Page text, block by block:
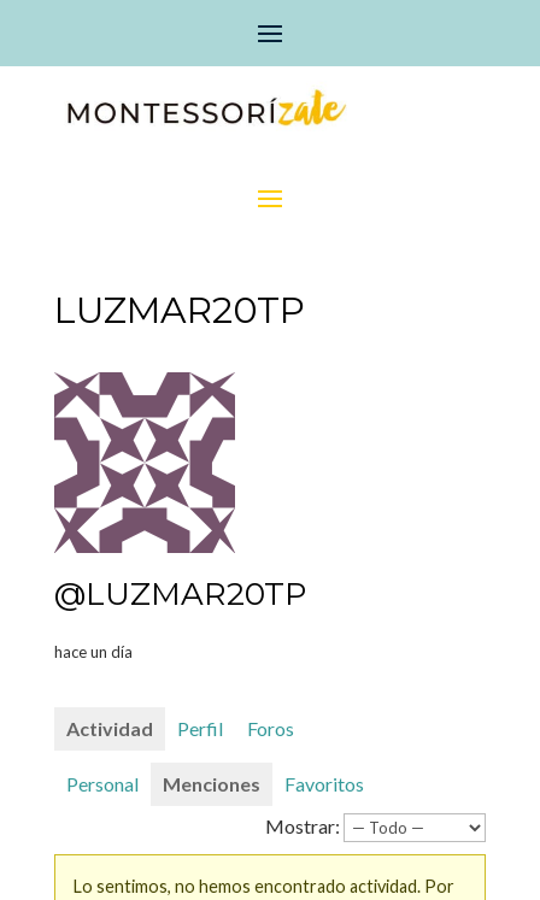
LUZMAR20TP
@LUZMAR20TP
hace un día
Actividad Perfil Foros
Personal Menciones
Favoritos
Mostrar:
Lo sentimos, no hemos encontrado actividad. Por